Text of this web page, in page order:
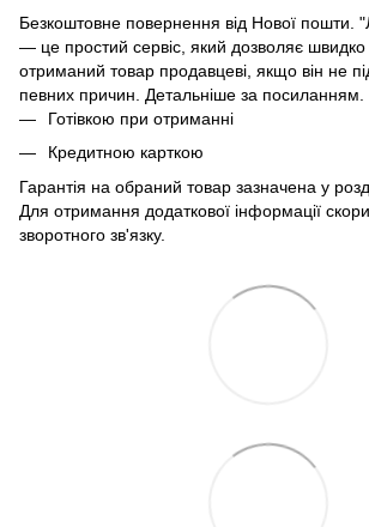
Безкоштовне повернення від Нової пошти.
— це простий сервіс, який дозволяє
отриманий товар продавцеві, якщо він не
певних причин. Детальніше за посиланням
Готівкою при отриманні
Кредитною карткою
Гарантія на обраний товар зазначена у
Для отримання додаткової інформації
зворотного зв'язку.